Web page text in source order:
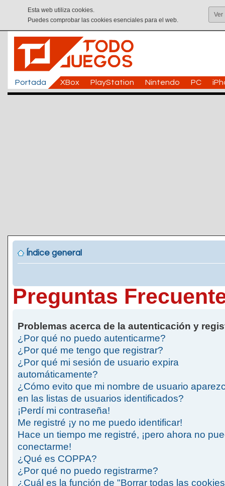
Esta web utiliza cookies.
Puedes comprobar las cookies esenciales para el web.
Ver
Portada XBox PlayStation Nintendo PC
Índice general
Preguntas
Problemas acerca de la autenticación y
¿Por qué no puedo autenticarme?
¿Por qué me tengo que registrar?
¿Por qué mi sesión de usuario expira
automáticamente?
¿Cómo evito que mi nombre de usuario
en las listas de usuarios identificados?
¡Perdí mi contraseña!
Me registré ¡y no me puedo identificar!
Hace un tiempo me registré, ¡pero ahora no
conectarme!
¿Qué es COPPA?
¿Por qué no puedo registrarme?
¿Cuál es la función de "Borrar todas las